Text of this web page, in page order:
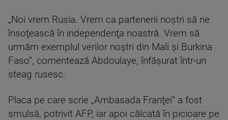
„Noi vrem Rusia. Vrem ca partenerii noştri să ne
însoţească în independenţa noastră. Vrem să
urmăm exemplul verilor noştri din Mali şi Burkina
Faso”, comentează Abdoulaye, înfăşurat într-un
steag rusesc.
Placa pe care scrie „Ambasada Franţei” a fost
smulsă, potrivit AFP, iar apoi călcată în picioare pe